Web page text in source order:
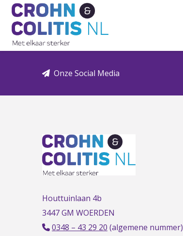
Onze Social Media
Houttuinlaan 4b
3447 GM WOERDEN
0348 – 43 29 20 (algemene nummer)